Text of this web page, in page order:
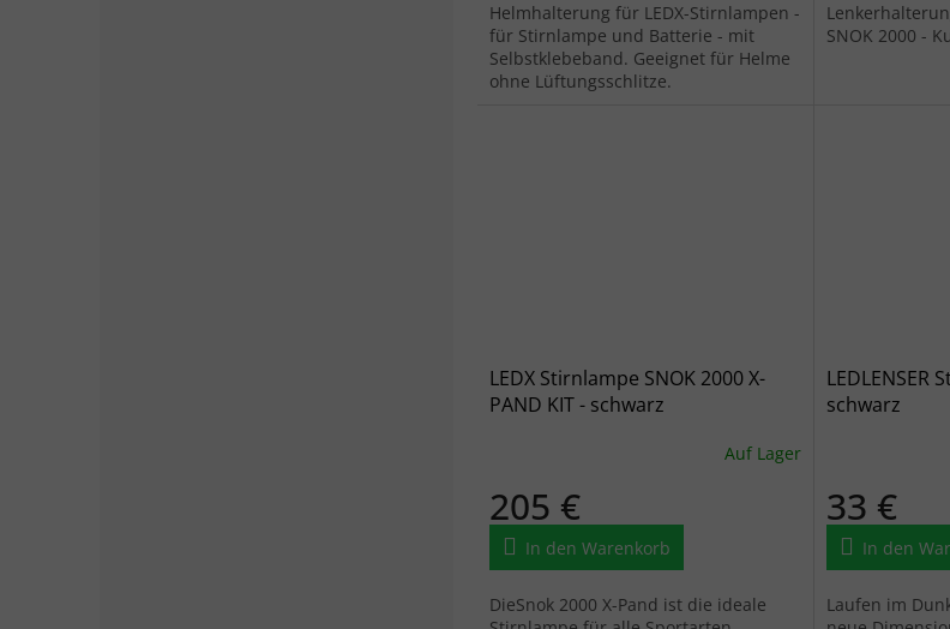
Helmhalterung für LEDX-Stirnlampen -
für Stirnlampe und Batterie - mit
Selbstklebeband. Geeignet für Helme
ohne Lüftungsschlitze.
SNOK 2000 -
LEDX Stirnlampe SNOK 2000 X-
PAND KIT - schwarz
Auf Lager
205 €
In den Warenkorb
DieSnok 2000 X-Pand ist die ideale
LEDLENSER
schwarz
33 €
In den
Laufen im